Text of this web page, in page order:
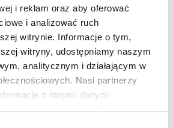
i reklam oraz aby oferować
i analizować ruch
witrynie. Informacje o tym,
witryny, udostępniamy naszym
analitycznym i działającym w
Nasi partnerzy
z innymi danymi
Service Desk
z Service Desk'iem może być bardziej
zabiegi można zastosować by
z SD.
czytaj dalej